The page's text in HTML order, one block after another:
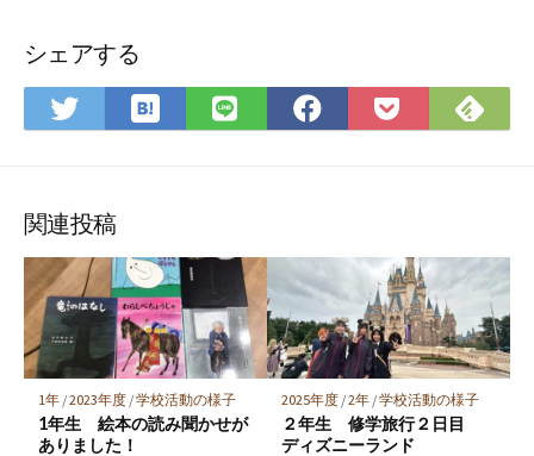
シェアする
Twitter
で
ア
は
て
ク
マ
ー
ク
に
保
存
LINE
で
Facebook
で
Pocket
に
で
関連投稿
1年/2023年度/学校活動の様子
1年生 絵本の読み聞かせが
ありました！
2025年度/2年/学校活動の様子
２年生 修学旅行２日目
ディズニーランド